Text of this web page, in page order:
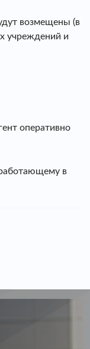
возмещены (в
учреждений и
оперативно
в